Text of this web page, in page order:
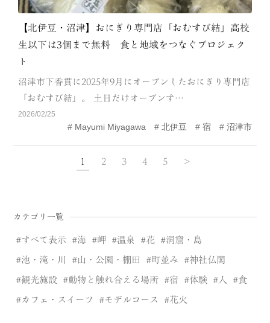
【北伊豆・沼津】おにぎり専門店「おむすび結」高校
生以下は3個まで無料 食と地域をつなぐプロジェク
ト
沼津市下香貫に2025年9月にオープンしたおにぎり専門店
「おむすび結」。 土日だけオープンす…
2026/02/25
Mayumi Miyagawa 北伊豆 宿 沼津市
1 2 3 4 5 >
カテゴリ一覧
すべて表示 海 岬 温泉 花 洞窟・島
池・滝・川 山・公園・棚田 町並み 神社仏閣
観光施設 動物と触れ合える場所 宿 体験 人 食
カフェ・スイーツ モデルコース 花火